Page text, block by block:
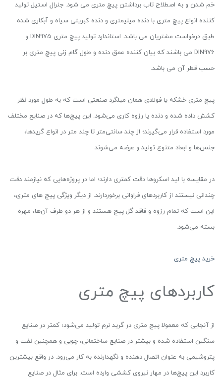
خم شدن و به اصطلاح تاب برداشتن پیچ متری می شود. جنرال استیل تولید
کننده انواع پیچ متری با دنده میلیمتری و دنده کبریتی سیاه و آبکاری شده
طبق درخواست مشتریان می باشد. استاندارد تولید پیچ متری DIN975 و
DIN976 می باشند که بیان کننده عمق دنده و طول گام زنی پیچ متری بر
حسب قطر آن می باشد.
پیچ متری خشکه یا فولادی همان میلگرد صنعتی است که به طول مورد نظر
کشش داده شده و دنده یا رزوه کاری می‌شود. این پیچ‌ها که در صنایع مختلف
مورد استفاده قرار می‌گیرند؛ از چند سانتی‌متر تا چند متر در انواع گریدها،
جنس‌ها و ابعاد متنوع تولید و عرضه می‌شوند.
در مقایسه با لید اسکروها دقت کمتری دارند؛ اما در پروژه‌هایی که نیازمند دقت
چندانی نیستند از کاربردهای فراوانی برخوردارند. از دیگر ویژگی‎ پیچ های متری،
این است که تمام رزوه و فاقد گل پیچ هستند و از هر دو طرف آن‌ها، مهره
بسته می‌شود.
خرید پیچ متری
کاربردهای پیچ متری
از آنجایی که معمولا پیچ متری در گرید نرم تولید می‌شود؛ کمتر در صنایع
سنگین استفاده شده و بیشتر در صنایع ساختمانی، چوبی و همچنین نفت و
پتروشیمی به عنوان اتصال دهنده و نگهدارنده به کار می‌رود. در واقع بیشترین
کاربرد این پیچ‌ها در مهار نیروی کششی وارده است. برای مثال در صنایع